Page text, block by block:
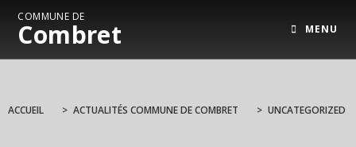
COMMUNE DE
Combret MENU
ACCUEIL > ACTUALITÉS COMMUNE DE COMBRET > UNCATEGORIZED